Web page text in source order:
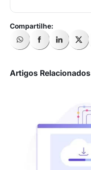
Artigos Relacionados